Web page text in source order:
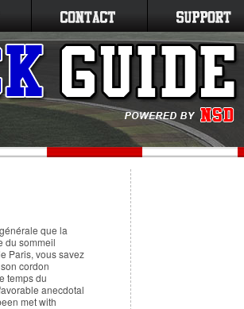
que la
du sommeil
Paris, vous savez
cordon
temps du
anecdotal
met with